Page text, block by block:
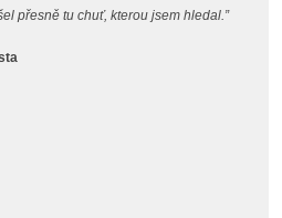
přesně tu chuť, kterou jsem hledal.”